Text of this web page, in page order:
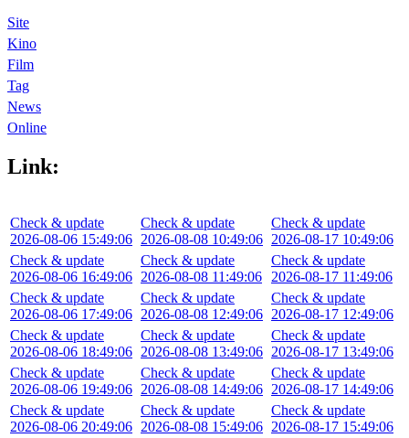
Site
Kino
Film
Tag
News
Online
Link:
Check & update
2026-08-06 15:49:06
Check & update
2026-08-06 16:49:06
Check & update
2026-08-06 17:49:06
Check & update
2026-08-06 18:49:06
Check & update
2026-08-06 19:49:06
Check & update
2026-08-06 20:49:06
Check & update
2026-08-08 10:49:06
Check & update
2026-08-08 11:49:06
Check & update
2026-08-08 12:49:06
Check & update
2026-08-08 13:49:06
Check & update
2026-08-08 14:49:06
Check & update
2026-08-08 15:49:06
Check & update
2026-08-17 10:49:06
Check & update
2026-08-17 11:49:06
Check & update
2026-08-17 12:49:06
Check & update
2026-08-17 13:49:06
Check & update
2026-08-17 14:49:06
Check & update
2026-08-17 15:49:06